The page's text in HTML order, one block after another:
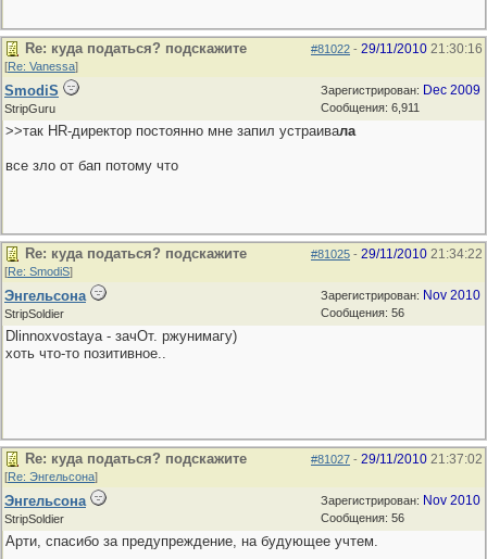
#81022 - 29/11/2010 21:30:16
Re: куда податься? подскажите
[Re: Vanessa]
Зарегистрирован: Dec 2009
Сообщения: 6,911
SmodiS
StripGuru
>>так HR-директор постоянно мне запил устраивала
все зло от бап потому что
#81025 - 29/11/2010 21:34:22
Re: куда податься? подскажите
[Re: SmodiS]
Зарегистрирован: Nov 2010
Сообщения: 56
Энгельсона
StripSoldier
Dlinnoxvostaya - зачОт. ржунимагу)
хоть что-то позитивное..
#81027 - 29/11/2010 21:37:02
Re: куда податься? подскажите
[Re: Энгельсона]
Зарегистрирован: Nov 2010
Сообщения: 56
Энгельсона
StripSoldier
Арти, спасибо за предупреждение, на будующее учтем.